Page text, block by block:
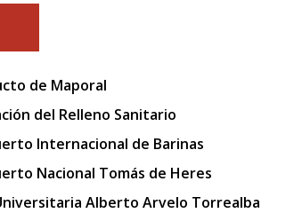
de Maporal
del Relleno Sanitario
Internacional de Barinas
Nacional Tomás de Heres
Alberto Arvelo Torrealba